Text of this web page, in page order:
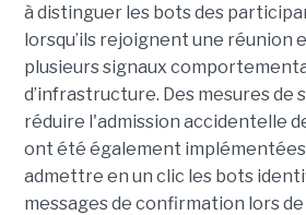
à distinguer les bots des
lorsqu’ils rejoignent une réunion
plusieurs signaux
d’infrastructure. Des mesures de
réduire l'admission accidentelle
ont été également implémentées
admettre en un clic les bots
messages de confirmation lors